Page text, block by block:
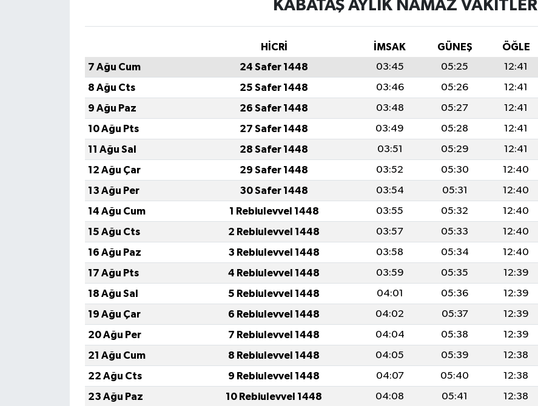
KABATAŞ AYLIK NAMAZ VAKITLERI
HİCRİ İMSAK GÜNEŞ ÖĞLE
7 Ağu Cum
24 Safer 1448 03:45 05:25 12:41
8 Ağu Cts
25 Safer 1448 03:46 05:26 12:41
9 Ağu Paz
26 Safer 1448 03:48 05:27 12:41
10 Ağu Pts
27 Safer 1448 03:49 05:28 12:41
11 Ağu Sal
28 Safer 1448 03:51 05:29 12:41
12 Ağu Çar
29 Safer 1448 03:52 05:30 12:40
13 Ağu Per
30 Safer 1448 03:54 05:31 12:40
14 Ağu Cum
1 Rebiulevvel 1448 03:55 05:32 12:40
15 Ağu Cts
2 Rebiulevvel 1448 03:57 05:33 12:40
16 Ağu Paz
3 Rebiulevvel 1448 03:58 05:34 12:40
17 Ağu Pts
4 Rebiulevvel 1448 03:59 05:35 12:39
18 Ağu Sal
5 Rebiulevvel 1448 04:01 05:36 12:39
19 Ağu Çar
6 Rebiulevvel 1448 04:02 05:37 12:39
20 Ağu Per
7 Rebiulevvel 1448 04:04 05:38 12:39
21 Ağu Cum
8 Rebiulevvel 1448 04:05 05:39 12:38
22 Ağu Cts
9 Rebiulevvel 1448 04:07 05:40 12:38
23 Ağu Paz
10 Rebiulevvel 1448 04:08 05:41 12:38